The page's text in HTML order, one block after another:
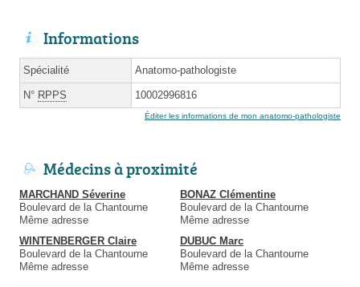
Informations
Spécialité Anatomo-pathologiste
N° RPPS 10002996816
Éditer les informations de mon anatomo-pathologiste
Médecins à proximité
MARCHAND Séverine
Boulevard de la Chantourne
Même adresse
BONAZ Clémentine
Boulevard de la Chantourne
Même adresse
WINTENBERGER Claire
Boulevard de la Chantourne
Même adresse
DUBUC Marc
Boulevard de la Chantourne
Même adresse